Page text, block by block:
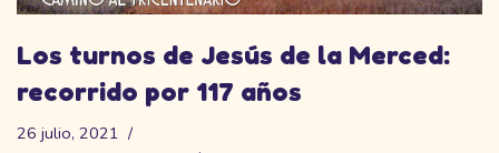
Los turnos de Jesús de la Merced:
recorrido por 117 años
26 julio, 2021